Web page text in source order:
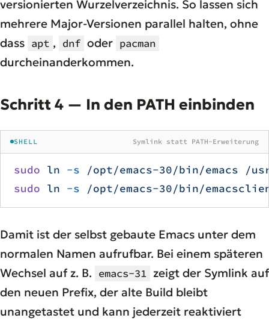
versionierten Wurzelverzeichnis. So lassen sich
mehrere Major-Versionen parallel halten, ohne
dass apt , dnf oder pacman
durcheinanderkommen.
Schritt 4 — In den PATH einbinden
SHELL Symlink statt PATH-Erweiterung
sudo ln -s /opt/emacs-30/bin/emacs /
sudo ln -s /opt/emacs-30/bin/
Damit ist der selbst gebaute Emacs unter dem
normalen Namen aufrufbar. Bei einem späteren
Wechsel auf z. B. emacs-31 zeigt der Symlink auf
den neuen Prefix, der alte Build bleibt
unangetastet und kann jederzeit reaktiviert